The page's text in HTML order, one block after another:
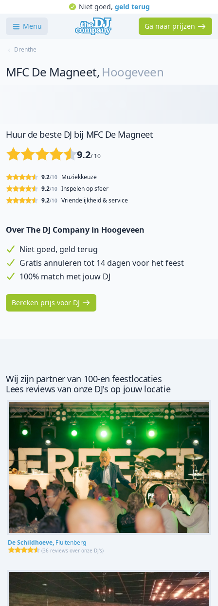
Niet goed, geld terug
Menu Ga naar prijzen
Drenthe
MFC De Magneet, Hoogeveen
Huur de beste DJ bij MFC De Magneet
9.2/ 10
Muziekkeuze
9.2/10
Inspelen op sfeer
9.2/10
Vriendelijkheid & service
9.2/10
Over The DJ Company in Hoogeveen
Niet goed, geld terug
Gratis annuleren tot 14 dagen voor het feest
100% match met jouw DJ
Bereken prijs voor DJ
Wij zijn partner van 100-en feestlocaties
Lees reviews van onze DJ's op jouw locatie
De Schildhoeve, Fluitenberg
(36 reviews over onze DJ's)